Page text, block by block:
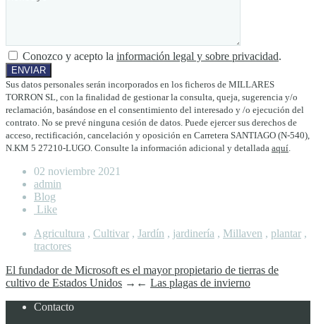
Conozco y acepto la información legal y sobre privacidad.
Sus datos personales serán incorporados en los ficheros de MILLARES
TORRON SL, con la finalidad de gestionar la consulta, queja, sugerencia y/o
reclamación, basándose en el consentimiento del interesado y /o ejecución del
contrato. No se prevé ninguna cesión de datos. Puede ejercer sus derechos de
acceso, rectificación, cancelación y oposición en Carretera SANTIAGO (N-540),
N.KM 5 27210-LUGO. Consulte la información adicional y detallada aquí.
02 noviembre 2021
admin
Blog
Like
Agricultura , Cultivar , Jardín , jardinería , Millaven , plantar ,
tractores
El fundador de Microsoft es el mayor propietario de tierras de
cultivo de Estados Unidos → ← Las plagas de invierno
Contacto